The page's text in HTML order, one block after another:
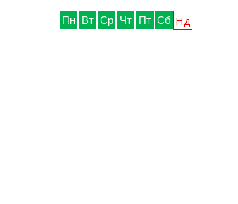
Пн Вт Ср Чт Пт Сб Нд